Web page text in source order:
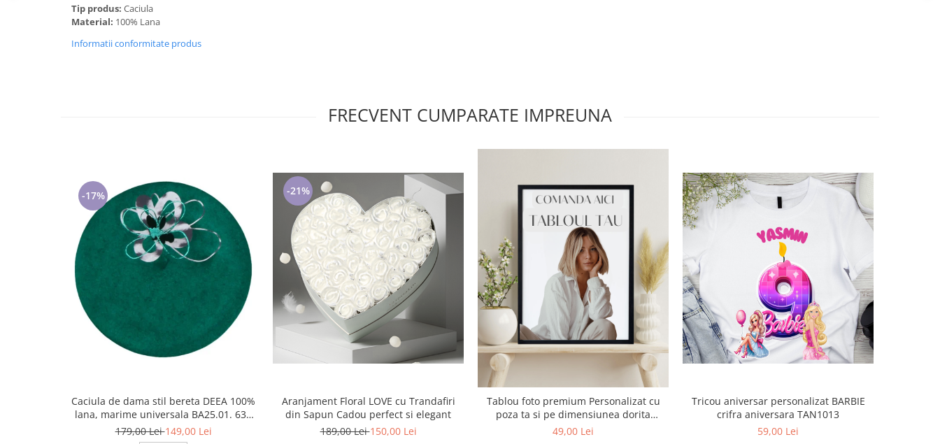
Cadouri pentru CUPLU El & Ea
Cadouri Iubitori de animale
Tip produs: Caciula
Material: 100% Lana
Informatii conformitate produs
FRECVENT CUMPARATE IMPREUNA
-17%
Caciula de dama stil bereta DEEA 100%
lana, marime universala BA25.01. 630
verde made Polonia
179,00 Lei149,00 Lei
-21%
Aranjament Floral LOVE cu Trandafiri
din Sapun Cadou perfect si elegant
189,00 Lei150,00 Lei
Tablou foto premium Personalizat cu
poza ta si pe dimensiunea dorita
EC2024
49,00 Lei
Tricou aniversar personalizat BARBIE
crifra aniversara TAN1013
59,00 Lei